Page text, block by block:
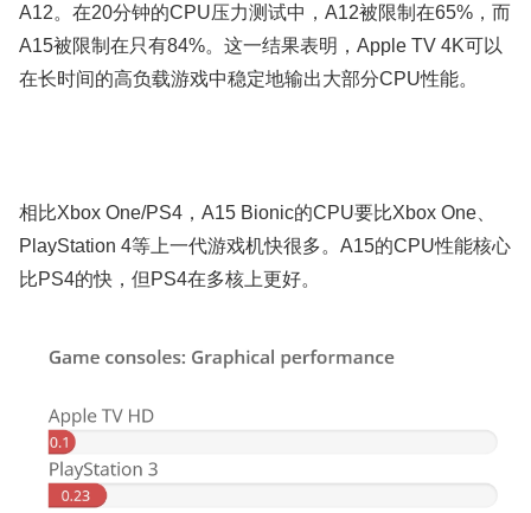
A12。在20分钟的CPU压力测试中，A12被限制在65%，而
A15被限制在只有84%。这一结果表明，Apple TV 4K可以
在长时间的高负载游戏中稳定地输出大部分CPU性能。
相比Xbox One/PS4，A15 Bionic的CPU要比Xbox One、
PlayStation 4等上一代游戏机快很多。A15的CPU性能核心
比PS4的快，但PS4在多核上更好。